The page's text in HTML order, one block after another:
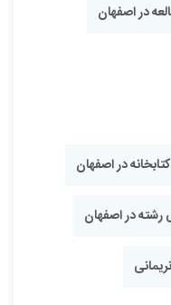
در اصفهان
در اصفهان
در اصفهان